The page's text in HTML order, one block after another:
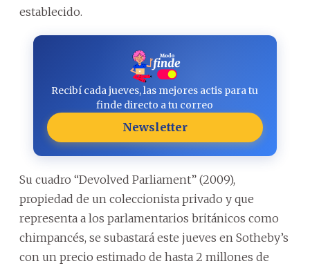
establecido.
Recibí cada jueves, las mejores actis para tu
finde directo a tu correo
Newsletter
Su cuadro “Devolved Parliament” (2009),
propiedad de un coleccionista privado y que
representa a los parlamentarios británicos como
chimpancés, se subastará este jueves en Sotheby’s
con un precio estimado de hasta 2 millones de